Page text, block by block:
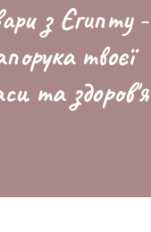
з Єгипту -
твоєї
та здоров'я